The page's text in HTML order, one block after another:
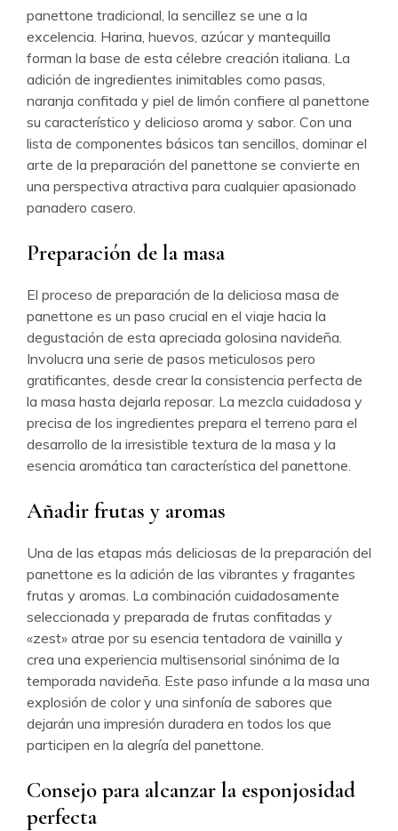
panettone tradicional, la sencillez se une a la
excelencia. Harina, huevos, azúcar y mantequilla
forman la base de esta célebre creación italiana. La
adición de ingredientes inimitables como pasas,
naranja confitada y piel de limón confiere al panettone
su característico y delicioso aroma y sabor. Con una
lista de componentes básicos tan sencillos, dominar el
arte de la preparación del panettone se convierte en
una perspectiva atractiva para cualquier apasionado
panadero casero.
Preparación de la masa
El proceso de preparación de la deliciosa masa de
panettone es un paso crucial en el viaje hacia la
degustación de esta apreciada golosina navideña.
Involucra una serie de pasos meticulosos pero
gratificantes, desde crear la consistencia perfecta de
la masa hasta dejarla reposar. La mezcla cuidadosa y
precisa de los ingredientes prepara el terreno para el
desarrollo de la irresistible textura de la masa y la
esencia aromática tan característica del panettone.
Añadir frutas y aromas
Una de las etapas más deliciosas de la preparación del
panettone es la adición de las vibrantes y fragantes
frutas y aromas. La combinación cuidadosamente
seleccionada y preparada de frutas confitadas y
«zest» atrae por su esencia tentadora de vainilla y
crea una experiencia multisensorial sinónima de la
temporada navideña. Este paso infunde a la masa una
explosión de color y una sinfonía de sabores que
dejarán una impresión duradera en todos los que
participen en la alegría del panettone.
Consejo para alcanzar la esponjosidad
perfecta